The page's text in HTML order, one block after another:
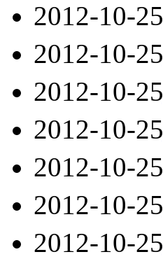
2012-10-25
2012-10-25
2012-10-25
2012-10-25
2012-10-25
2012-10-25
2012-10-25